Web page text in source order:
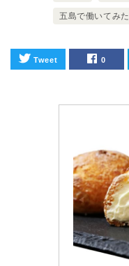
五島で働いてみた
Tweet 0